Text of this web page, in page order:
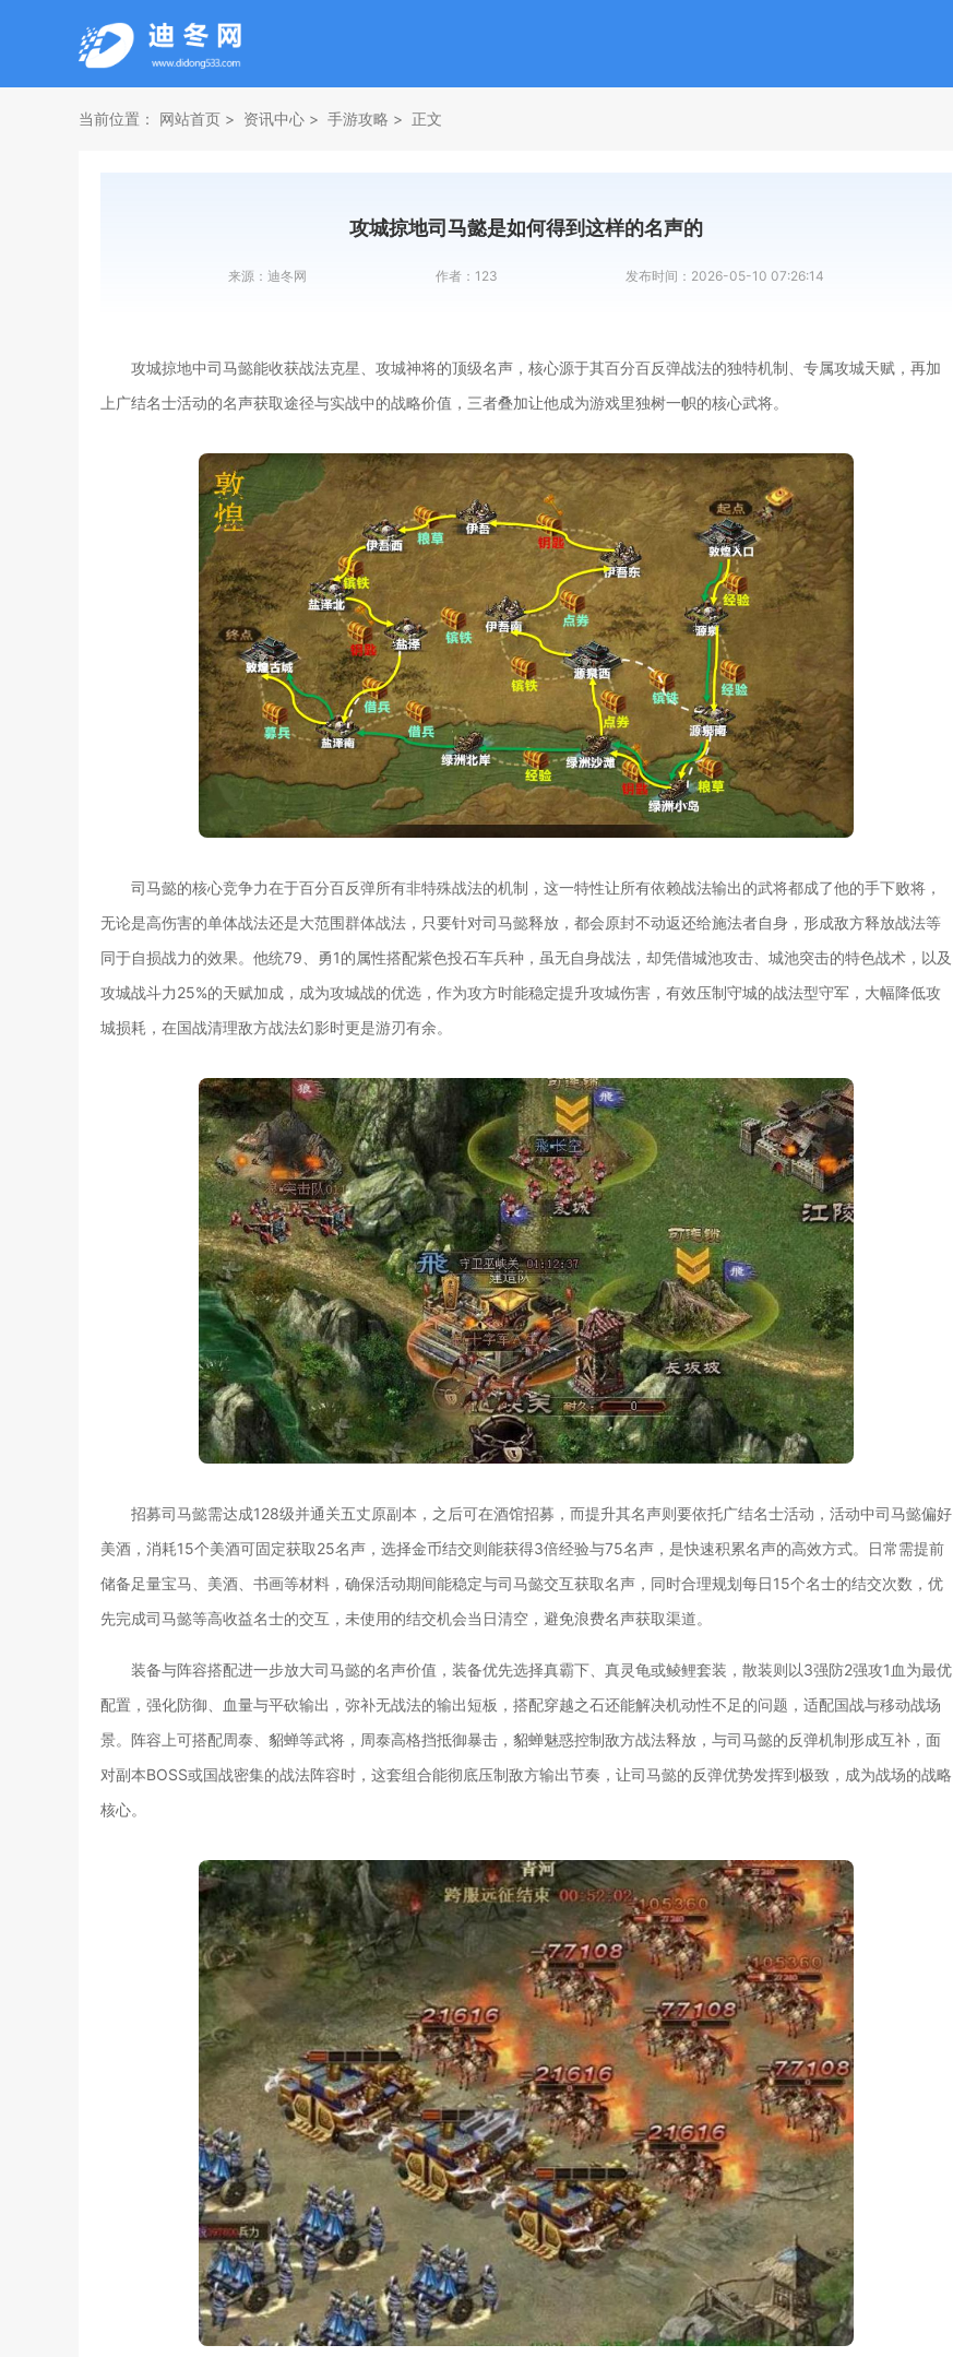
当前位置： 网站首页 资讯中心 手游攻略 正文
攻城掠地司马懿是如何得到这样的名声的
来源： 迪冬网 作者： 123 发布时间： 2026-05-10 07:26:14
攻城掠地中司马懿能收获战法克星、攻城神将的顶级名声，核心源于其百分百反弹战法的独特机制、专属攻城天赋，再加
上广结名士活动的名声获取途径与实战中的战略价值，三者叠加让他成为游戏里独树一帜的核心武将。
司马懿的核心竞争力在于百分百反弹所有非特殊战法的机制，这一特性让所有依赖战法输出的武将都成了他的手下败将，
无论是高伤害的单体战法还是大范围群体战法，只要针对司马懿释放，都会原封不动返还给施法者自身，形成敌方释放战法等
同于自损战力的效果。他统79、勇1的属性搭配紫色投石车兵种，虽无自身战法，却凭借城池攻击、城池突击的特色战术，以及
攻城战斗力25%的天赋加成，成为攻城战的优选，作为攻方时能稳定提升攻城伤害，有效压制守城的战法型守军，大幅降低攻
城损耗，在国战清理敌方战法幻影时更是游刃有余。
招募司马懿需达成128级并通关五丈原副本，之后可在酒馆招募，而提升其名声则要依托广结名士活动，活动中司马懿偏好
美酒，消耗15个美酒可固定获取25名声，选择金币结交则能获得3倍经验与75名声，是快速积累名声的高效方式。日常需提前
储备足量宝马、美酒、书画等材料，确保活动期间能稳定与司马懿交互获取名声，同时合理规划每日15个名士的结交次数，优
先完成司马懿等高收益名士的交互，未使用的结交机会当日清空，避免浪费名声获取渠道。
装备与阵容搭配进一步放大司马懿的名声价值，装备优先选择真霸下、真灵龟或鲮鲤套装，散装则以3强防2强攻1血为最优
配置，强化防御、血量与平砍输出，弥补无战法的输出短板，搭配穿越之石还能解决机动性不足的问题，适配国战与移动战场
景。阵容上可搭配周泰、貂蝉等武将，周泰高格挡抵御暴击，貂蝉魅惑控制敌方战法释放，与司马懿的反弹机制形成互补，面
对副本BOSS或国战密集的战法阵容时，这套组合能彻底压制敌方输出节奏，让司马懿的反弹优势发挥到极致，成为战场的战略
核心。